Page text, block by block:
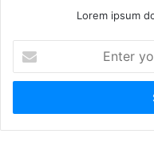
Lorem ipsum
t
r
y